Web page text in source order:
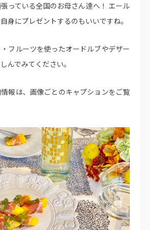
っている全国のお母さん達へ！ エール
身にプレゼントするのもいいですね。
フルーツを使ったオードルブやデザー
んでみてください。
報は、画像ごとのキャプションをご覧